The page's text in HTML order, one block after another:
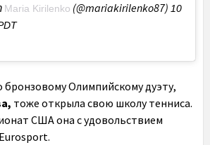
Maria Kirilenko (@mariakirilenko87) 10
Олимпийскому дуэту,
тоже открыла свою школу тенниса.
США она с удовольствием